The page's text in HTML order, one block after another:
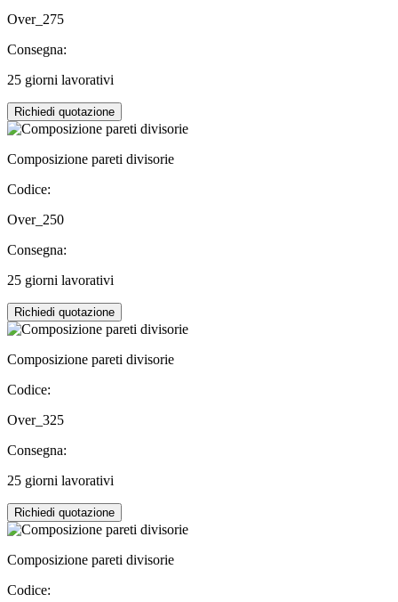
Over_275
Consegna:
25 giorni lavorativi
Richiedi quotazione
Composizione pareti divisorie
Codice:
Over_250
Consegna:
25 giorni lavorativi
Richiedi quotazione
Composizione pareti divisorie
Codice:
Over_325
Consegna:
25 giorni lavorativi
Richiedi quotazione
Composizione pareti divisorie
Codice: